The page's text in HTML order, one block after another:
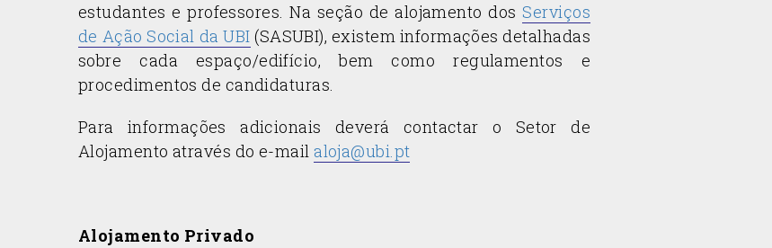
estudantes e professores. Na seção de alojamento dosServiços
de Ação Social da UBI (SASUBI), existem informações detalhadas
sobre cada espaço/edifício, bem como regulamentos e
procedimentos de candidaturas.
Para informações adicionais deverá contactar o Setor de
Alojamento através do e-mail aloja@ubi.pt
Alojamento Privado